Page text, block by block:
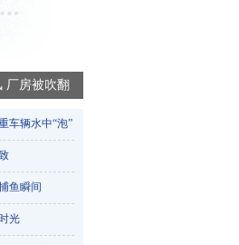
厂房被吹翻
车辆水中“泡”​
鱼瞬间
光